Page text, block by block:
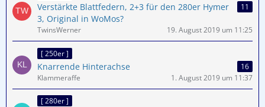
Verstärkte Blattfedern, 2+3 für den 280er Hymer
3, Original in WoMos?
11
TwinsWerner 19. August 2019 um 11:25
[ 250er ]
Knarrende Hinterachse
16
Klammeraffe
1. August 2019 um 11:37
[ 280er ]